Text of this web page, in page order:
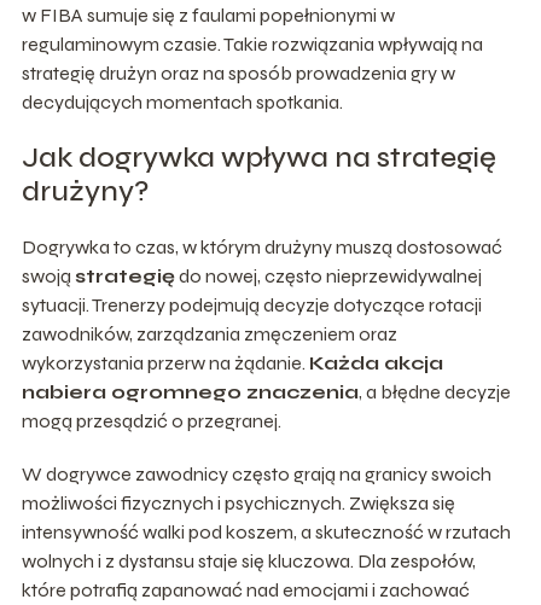
w FIBA sumuje się z faulami popełnionymi w
regulaminowym czasie. Takie rozwiązania wpływają na
strategię drużyn oraz na sposób prowadzenia gry w
decydujących momentach spotkania.
Jak dogrywka wpływa na strategię
drużyny?
Dogrywka to czas, w którym drużyny muszą dostosować
swoją strategiędo nowej, często nieprzewidywalnej
sytuacji. Trenerzy podejmują decyzje dotyczące rotacji
zawodników, zarządzania zmęczeniem oraz
wykorzystania przerw na żądanie. Każda akcja
nabiera ogromnego znaczenia, a błędne decyzje
mogą przesądzić o przegranej.
W dogrywce zawodnicy często grają na granicy swoich
możliwości fizycznych i psychicznych. Zwiększa się
intensywność walki pod koszem, a skuteczność w rzutach
wolnych i z dystansu staje się kluczowa. Dla zespołów,
które potrafią zapanować nad emocjami i zachować